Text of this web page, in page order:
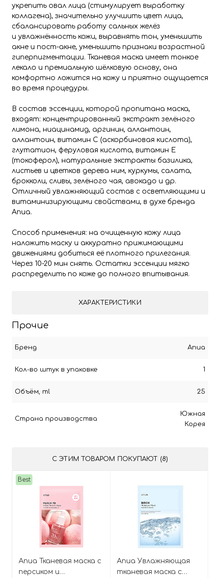
укрепить овал лица (стимулирует выработку
коллагена), значительно улучшить цвет лица,
сбалансировать работу сальных желёз
и увлажнённость кожи, выравнять тон, уменьшить
акне и пост-акне, уменьшить признаки возрастной
гиперпигментации. Тканевая маска имеет тонкое
лекало и премиальную шёлковую основу, она
комфортно ложится на кожу и приятно ощущается
во время процедуры.
В состав эссенции, которой пропитана маска,
входят: концентрированный экстракт зелёного
лимона, ниацинамид, аргинин, аллантоин,
аллантоин, витамин С (аскорбиновая кислота),
глутатион, феруловая кислота, витамин Е
(токоферол), натуральные экстракты базилика,
листьев и цветков дерева ним, куркумы, салата,
брокколи, сливы, зелёного чая, авокадо и др.
Отличный увлажняющий состав с осветляющими и
витаминизирующими свойствами, в духе бренда
Anua.
Способ применения: на очищенную кожу лица
наложить маску и аккуратно прижимающими
движениями добиться её плотного прилегания.
Через 10-20 мин снять. Остатки эссенции мягко
распределить по коже до полного впитывания.
ХАРАКТЕРИСТИКИ
Прочие
Бренд Anua
Кол-во штук в упаковке 1
Объём, ml 25
Страна производства
Южная
Корея
С ЭТИМ ТОВАРОМ ПОКУПАЮТ (8)
Best
Anua Тканевая маска с
персиком и
Anua Увлажняющая
тканевая маска с